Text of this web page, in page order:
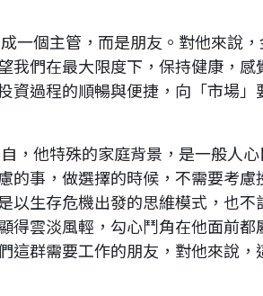
一個主管，而是朋友。對他來說
我們在最大限度下，保持健康，感
資過程的順暢與便捷，向「市場」
，他特殊的家庭背景，是一般人
的事，做選擇的時候，不需要考
以生存危機出發的思維模式，也不
得雲淡風輕，勾心鬥角在他面前都
這群需要工作的朋友，對他來說，